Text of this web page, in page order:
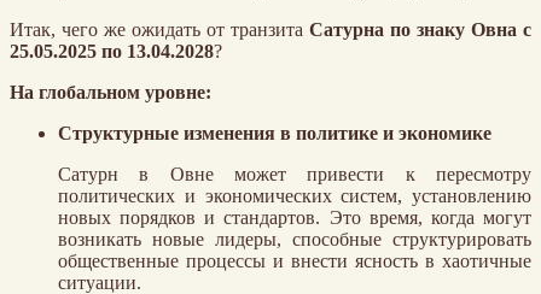
Итак, чего же ожидать от транзита Сатурна по знаку Овна с
25.05.2025 по 13.04.2028?
На глобальном уровне:
Структурные изменения в политике и экономике
Сатурн в Овне может привести к пересмотру
политических и экономических систем, установлению
новых порядков и стандартов. Это время, когда могут
возникать новые лидеры, способные структурировать
общественные процессы и внести ясность в хаотичные
ситуации.